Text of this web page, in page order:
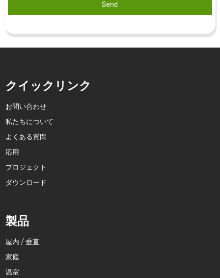
Send
クイックリンク
お問い合わせ
私たちについて
よくある質問
応用
プロジェクト
ダウンロード
製品
屋内 / 垂直
家庭
温室